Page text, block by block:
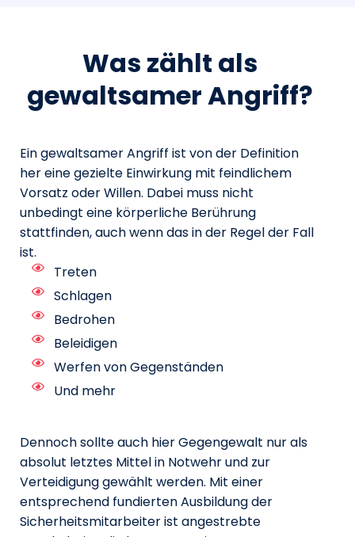
Was zählt als
gewaltsamer Angriff?
Ein gewaltsamer Angriff ist von der Definition
her eine gezielte Einwirkung mit feindlichem
Vorsatz oder Willen. Dabei muss nicht
unbedingt eine körperliche Berührung
stattfinden, auch wenn das in der Regel der Fall
ist.
Treten
Schlagen
Bedrohen
Beleidigen
Werfen von Gegenständen
Und mehr
Dennoch sollte auch hier Gegengewalt nur als
absolut letztes Mittel in Notwehr und zur
Verteidigung gewählt werden. Mit einer
entsprechend fundierten Ausbildung der
Sicherheitsmitarbeiter ist angestrebte